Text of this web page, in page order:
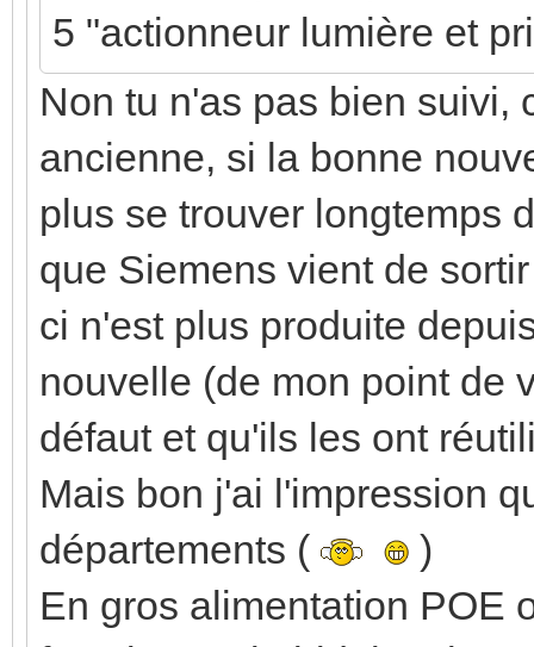
5 "actionneur lumière et
Non tu n'as pas bien suivi,
ancienne, si la bonne
plus se trouver longtemps
que Siemens vient de
ci n'est plus produite
nouvelle (de mon point de
défaut et qu'ils les ont
Mais bon j'ai l'impression
départements (
)
En gros alimentation POE